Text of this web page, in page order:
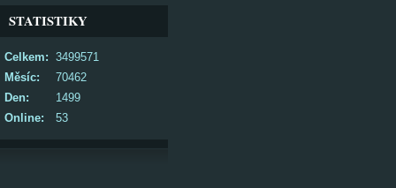
STATISTIKY
Online: 53
Celkem: 3499571
Měsíc:
70462
Den:
1499